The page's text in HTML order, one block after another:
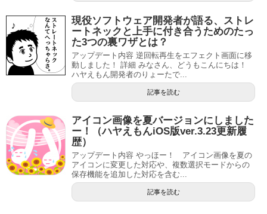
現役ソフトウェア開発者が語る、ストレ
ートネックと上手に付き合うためのたっ
た3つの裏ワザとは？
アップデート内容 逆回転再生をエフェクト画面に移
動しました！ 詳細 みなさん、どうもこんにちは！
ハヤえもん開発者のりょーたで...
記事を読む
アイコン画像を夏バージョンにしました
ー！（ハヤえもんiOS版ver.3.23更新履
歴）
アップデート内容 やっほー！ アイコン画像を夏の
アイコンに変更した対応や、複数選択モードからの
保存機能を追加した対応を含む...
記事を読む